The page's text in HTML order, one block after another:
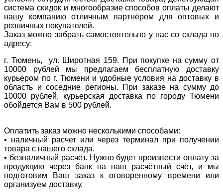
система скидок и многообразие способов оплаты делают
нашу компанию отличным партнёром для оптовых и
розничных покупателей.
Заказ можно забрать самостоятельно у нас со склада по
адресу:
г. Тюмень, ул. Широтная 159. При покупке на сумму от
10000 рублей мы предлагаем бесплатную доставку
курьером по г. Тюмени и удобные условия на доставку в
область и соседние регионы. При заказе на сумму до
10000 рублей, курьерская доставка по городу Тюмени
обойдется Вам в 500 рублей.
Оплатить заказ можно несколькими способами:
• наличный расчет или через терминал при получении
товара с нашего склада.
• безналичный расчёт. Нужно будет произвести оплату за
продукцию через банк на наш расчётный счёт, и мы
подготовим Ваш заказ к оговоренному времени или
организуем доставку.